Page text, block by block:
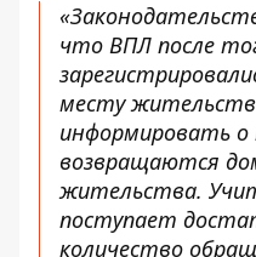
что ВПЛ после
месту
информировать
возвращаются
жительства.
поступает
количество